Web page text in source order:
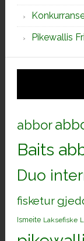
Pikewallis
abbor
Baits
Duo
fisketur
Ismeite Laksefiske